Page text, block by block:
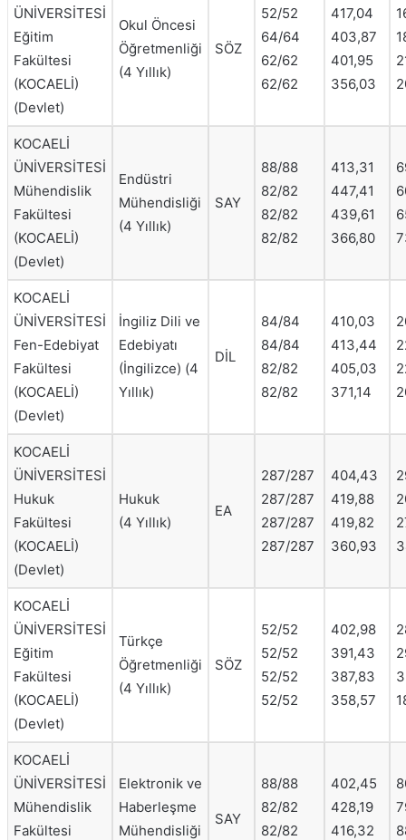
ÜNİVERSİTESİ
Eğitim
Fakültesi
(KOCAELİ)
(Devlet)
Okul Öncesi
Öğretmenliği
(4 Yıllık)
SÖZ
52/52
64/64
62/62
62/62
417,04
403,87
401,95
356,03
KOCAELİ
ÜNİVERSİTESİ
Mühendislik
Fakültesi
(KOCAELİ)
(Devlet)
Endüstri
Mühendisliği
(4 Yıllık)
SAY
88/88
82/82
82/82
82/82
413,31
447,41
439,61
366,80
KOCAELİ
ÜNİVERSİTESİ
Fen-Edebiyat
Fakültesi
(KOCAELİ)
(Devlet)
İngiliz Dili ve
Edebiyatı
(İngilizce) (4
Yıllık)
DİL
84/84
84/84
82/82
82/82
410,03
413,44
405,03
371,14
KOCAELİ
ÜNİVERSİTESİ
Hukuk
Fakültesi
(KOCAELİ)
(Devlet)
Hukuk
(4 Yıllık)
EA
287/287
287/287
287/287
287/287
404,43
419,88
419,82
360,93
KOCAELİ
ÜNİVERSİTESİ
Eğitim
Fakültesi
(KOCAELİ)
(Devlet)
Türkçe
Öğretmenliği
(4 Yıllık)
SÖZ
52/52
52/52
52/52
52/52
402,98
391,43
387,83
358,57
KOCAELİ
ÜNİVERSİTESİ
Mühendislik
Fakültesi
Elektronik ve
Haberleşme
Mühendisliği
SAY
88/88
82/82
82/82
402,45
428,19
416,32